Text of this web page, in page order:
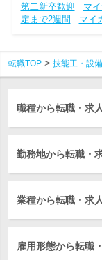
第二新卒歓迎
マ
定まで2週間
マイ
転職TOP 技能工・設
職種から転職・求
勤務地から転職・
業種から転職・求
雇用形態から転職